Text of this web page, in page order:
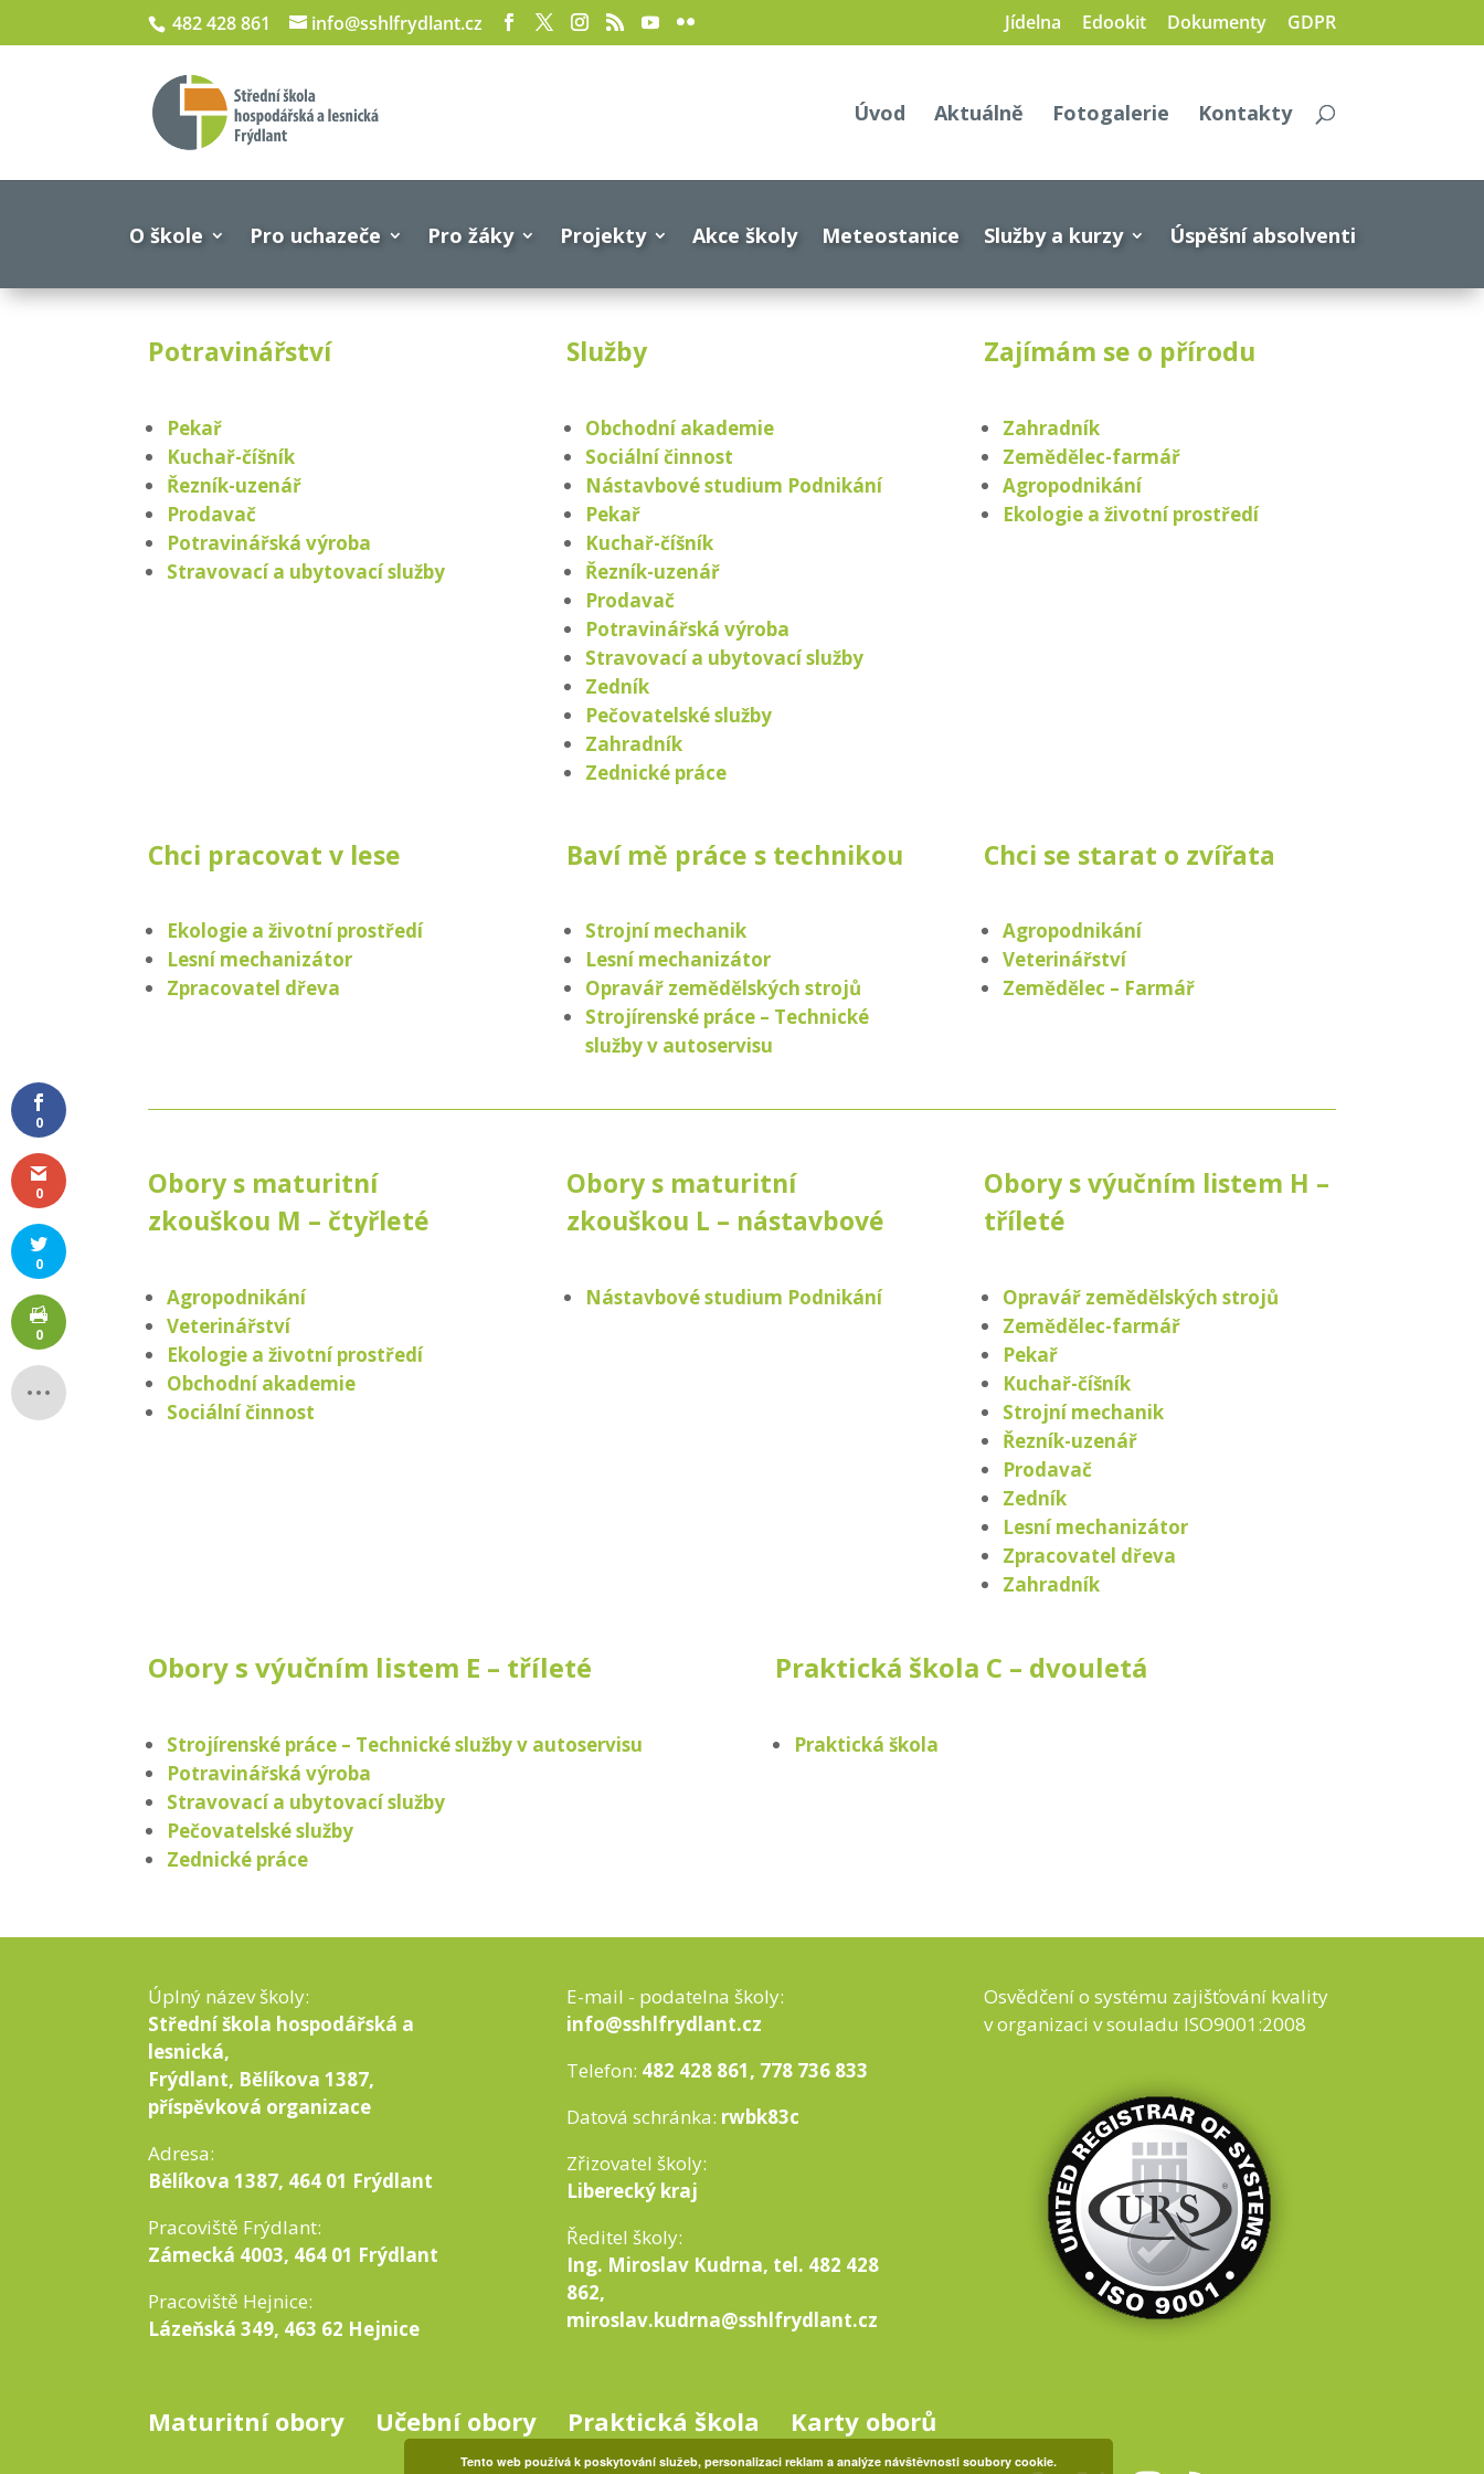
482 428 861 info@sshlfrydlant.cz Jídelna Edookit Dokumenty GDPR
Úvod Aktuálně Fotogalerie Kontakty
O škole Pro uchazeče Pro žáky Projekty Akce školy Meteostanice Služby a kurzy Úspěšní absolventi
Potravinářství
Pekař
Kuchař-číšník
Řezník-uzenář
Prodavač
Potravinářská výroba
Stravovací a ubytovací služby
Služby
Obchodní akademie
Sociální činnost
Nástavbové studium Podnikání
Pekař
Kuchař-číšník
Řezník-uzenář
Prodavač
Potravinářská výroba
Stravovací a ubytovací služby
Zedník
Pečovatelské služby
Zahradník
Zednické práce
Zajímám se o přírodu
Zahradník
Zemědělec-farmář
Agropodnikání
Ekologie a životní prostředí
Chci pracovat v lese
Ekologie a životní prostředí
Lesní mechanizátor
Zpracovatel dřeva
Baví mě práce s technikou
Strojní mechanik
Lesní mechanizátor
Opravář zemědělských strojů
Strojírenské práce – Technické
služby v autoservisu
Chci se starat o zvířata
Agropodnikání
Veterinářství
Zemědělec – Farmář
Obory s maturitní
zkouškou M – čtyřleté
Agropodnikání
Veterinářství
Ekologie a životní prostředí
Obchodní akademie
Sociální činnost
Obory s maturitní
zkouškou L – nástavbové
Nástavbové studium Podnikání
Obory s výučním listem H –
tříleté
Opravář zemědělských strojů
Zemědělec-farmář
Pekař
Kuchař-číšník
Strojní mechanik
Řezník-uzenář
Prodavač
Zedník
Lesní mechanizátor
Zpracovatel dřeva
Zahradník
Obory s výučním listem E – tříleté
Strojírenské práce – Technické služby v autoservisu
Potravinářská výroba
Stravovací a ubytovací služby
Pečovatelské služby
Zednické práce
Praktická škola C – dvouletá
Praktická škola
Úplný název školy:
Střední škola hospodářská a
lesnická,
Frýdlant, Bělíkova 1387,
příspěvková organizace
Adresa:
Bělíkova 1387, 464 01 Frýdlant
Pracoviště Frýdlant:
Zámecká 4003, 464 01 Frýdlant
Pracoviště Hejnice:
Lázeňská 349, 463 62 Hejnice
E-mail - podatelna školy:
info@sshlfrydlant.cz
Telefon: 482 428 861, 778 736 833
Datová schránka: rwbk83c
Zřizovatel školy:
Liberecký kraj
Ředitel školy:
Ing. Miroslav Kudrna, tel. 482 428
862,
miroslav.kudrna@sshlfrydlant.cz
Osvědčení o systému zajišťování kvality
v organizaci v souladu ISO9001:2008
Maturitní obory Učební obory Praktická škola Karty oborů
0
0
0
0
Tento web používá k poskytování služeb, personalizaci reklam a analýze návštěvnosti soubory cookie.